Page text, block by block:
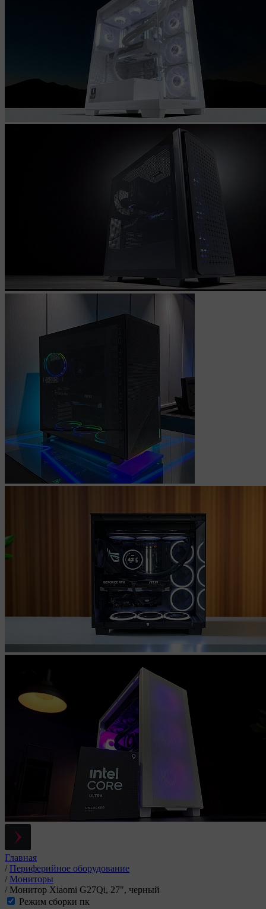
Главная
/ Периферийное оборудование
/ Мониторы
/ Монитор Xiaomi G27Qi, 27", черный
Режим сборки пк